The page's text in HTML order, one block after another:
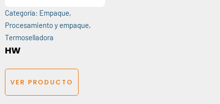
Categoría: Empaque,
Procesamiento y empaque,
Termoselladora
HW
VER PRODUCTO